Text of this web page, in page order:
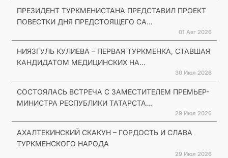
ПРЕЗИДЕНТ ТУРКМЕНИСТАНА ПРЕДСТАВИЛ ПРОЕКТ
ПОВЕСТКИ ДНЯ ПРЕДСТОЯЩЕГО СА...
01 Авг 2026
НИЯЗГУЛЬ КУЛИЕВА – ПЕРВАЯ ТУРКМЕНКА, СТАВШАЯ
КАНДИДАТОМ МЕДИЦИНСКИХ НА...
30 Июл 2026
СОСТОЯЛАСЬ ВСТРЕЧА С ЗАМЕСТИТЕЛЕМ ПРЕМЬЕР-
МИНИСТРА РЕСПУБЛИКИ ТАТАРСТА...
29 Июл 2026
АХАЛТЕКИНСКИЙ СКАКУН – ГОРДОСТЬ И СЛАВА
ТУРКМЕНСКОГО НАРОДА
29 Июл 2026